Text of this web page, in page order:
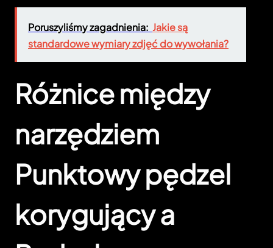
Poruszyliśmy zagadnienia: Jakie są
standardowe wymiary zdjęć do wywołania?
Różnice między
narzędziem
Punktowy pędzel
korygujący a